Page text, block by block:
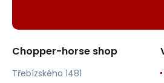
Chopper-horse shop
Třebízského 1481